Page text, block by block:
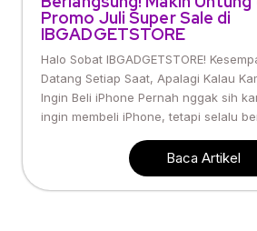
Promo Juli Super Sale di
IBGADGETSTORE
Halo Sobat IBGADGETSTORE!
Datang Setiap Saat, Apalagi Kalau
Ingin Beli iPhone Pernah nggak sih
ingin membeli iPhone, tetapi selalu
Baca Artikel